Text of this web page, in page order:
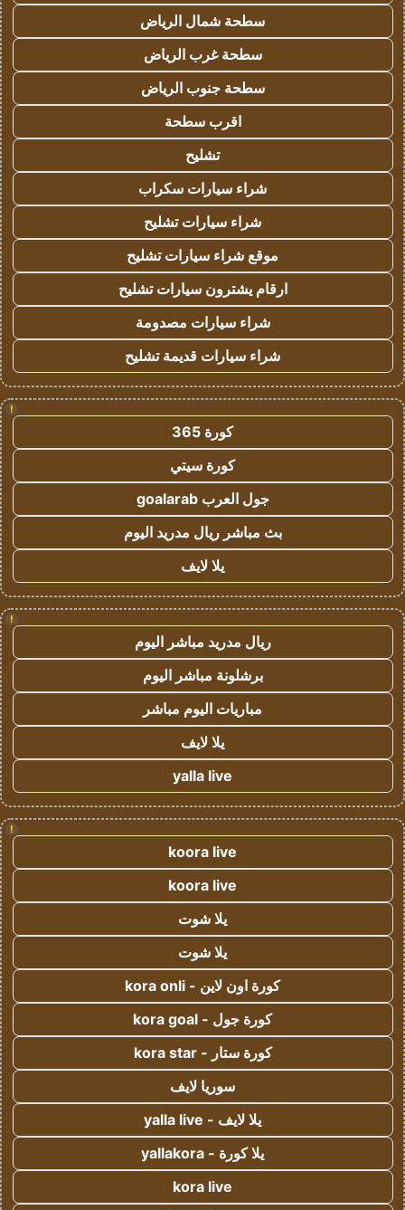
سطحة شمال الرياض
سطحة غرب الرياض
سطحة جنوب الرياض
اقرب سطحة
تشليح
شراء سيارات سكراب
شراء سيارات تشليح
موقع شراء سيارات تشليح
ارقام يشترون سيارات تشليح
شراء سيارات مصدومة
شراء سيارات قديمة تشليح
!
كورة 365
كورة سيتي
جول العرب goalarab
بث مباشر ريال مدريد اليوم
يلا لايف
!
ريال مدريد مباشر اليوم
برشلونة مباشر اليوم
مباريات اليوم مباشر
يلا لايف
yalla live
!
koora live
koora live
يلا شوت
يلا شوت
كورة اون لاين - kora onli
كورة جول - kora goal
كورة ستار - kora star
سوريا لايف
يلا لايف - yalla live
يلا كورة - yallakora
kora live